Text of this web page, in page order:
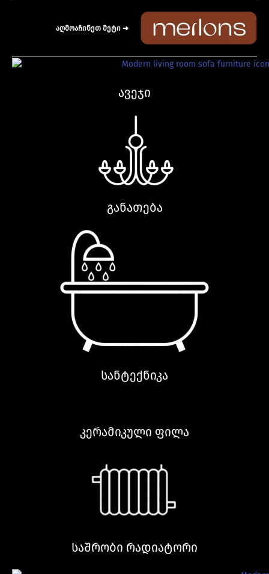
აღმოაჩინეთ მეტი ➜
ავეჯი
განათება
სანტექნიკა
კერამიკული ფილა
საშრობი რადიატორი